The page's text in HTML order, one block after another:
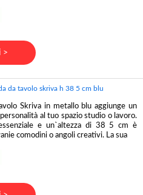
>
da tavolo skriva h 38 5 cm blu
Skriva in metallo blu aggiunge un
al tuo spazio studio o lavoro.
e un`altezza di 38 5 cm è
comodini o angoli creativi. La sua